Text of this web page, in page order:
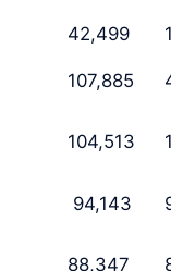
42,499
107,885
104,513
94,143
88,347